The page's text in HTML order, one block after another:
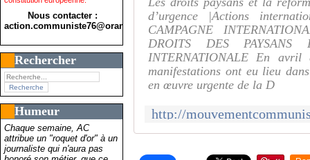
Nous contacter :
action.communiste76@orange.fr>
Rechercher
Humeur
Chaque semaine, AC
attribue un "roquet d'or" à un
journaliste qui n'aura pas
d’urgence |Actions
CAMPAGNE
DROITS DES PAYSANS
INTERNATIONALE En avril
manifestations ont eu lieu
en œuvre urgente de la D